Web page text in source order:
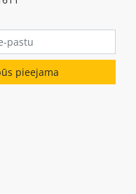
pieejama